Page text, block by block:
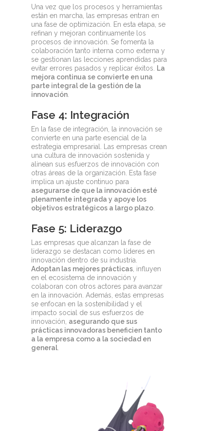
Una vez que los procesos y herramientas
están en marcha, las empresas entran en
una fase de optimización. En esta etapa, se
refinan y mejoran continuamente los
procesos de innovación. Se fomenta la
colaboración tanto interna como externa y
se gestionan las lecciones aprendidas para
evitar errores pasados y replicar éxitos.
La
mejora continua se convierte en una
parte integral de la gestión de la
innovación
Fase 4: Integración
En la fase de integración, la innovación se
convierte en una parte esencial de la
estrategia empresarial. Las empresas crean
una cultura de innovación sostenida y
alinean sus esfuerzos de innovación con
otras áreas de la organización. Esta fase
implica un ajuste continuo para
asegurarse de que la innovación esté
plenamente integrada y apoye los
objetivos estratégicos a largo plazo
Fase 5: Liderazgo
Las empresas que alcanzan la fase de
liderazgo se destacan como líderes en
innovación dentro de su industria.
Adoptan las mejores prácticas , influyen
en el ecosistema de innovación y
colaboran con otros actores para avanzar
en la innovación. Además, estas empresas
se enfocan en la sostenibilidad y el
impacto social de sus esfuerzos de
innovación, asegurando que sus
prácticas innovadoras beneficien tanto
a la empresa como a la sociedad en
general